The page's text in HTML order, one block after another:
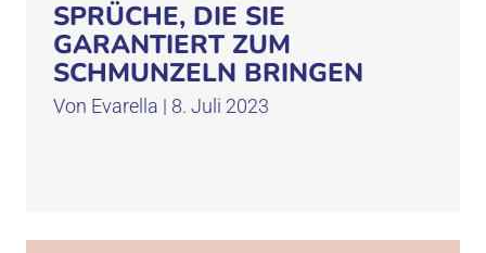
SPRÜCHE, DIE SIE
GARANTIERT ZUM
SCHMUNZELN BRINGEN
Von Evarella | 8. Juli 2023